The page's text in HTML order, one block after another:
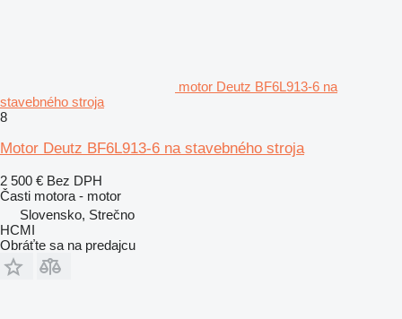
motor Deutz BF6L913-6 na
stavebného stroja
8
Motor Deutz BF6L913-6 na stavebného stroja
2 500 € Bez DPH
Časti motora - motor
Slovensko, Strečno
HCMI
Obráťte sa na predajcu